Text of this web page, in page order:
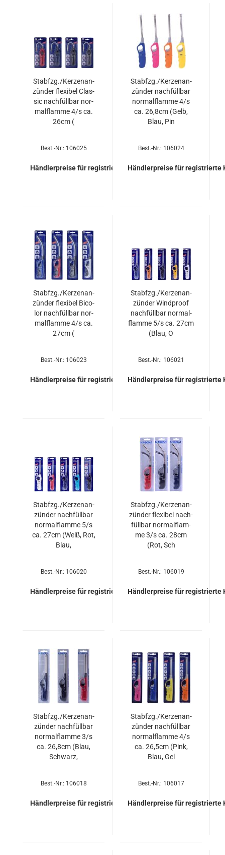
Stab­fzg./Ker­zen­an­
zün­der fle­xi­bel Clas­
sic nach­füll­bar nor­
mal­flam­me 4/s ca.
26cm (
Best.-Nr.: 106025
Händlerpreise für registrierte Kunden
Stab­fzg./Ker­zen­an­
zün­der nach­füll­bar
nor­mal­flam­me 4/s
ca. 26,8cm (Gelb,
Blau, Pin
Best.-Nr.: 106024
Händlerpreise für registrierte
Stab­fzg./Ker­zen­an­
zün­der fle­xi­bel Bico­
lor nach­füll­bar nor­
mal­flam­me 4/s ca.
27cm (
Best.-Nr.: 106023
Händlerpreise für registrierte Kunden
Stab­fzg./Ker­zen­an­
zün­der Wind­pro­of
nach­füll­bar nor­mal­
flam­me 5/s ca. 27cm
(Blau, O
Best.-Nr.: 106021
Händlerpreise für registrierte
Stab­fzg./Ker­zen­an­
zün­der nach­füll­bar
nor­mal­flam­me 5/s
ca. 27cm (Weiß, Rot,
Blau,
Best.-Nr.: 106020
Händlerpreise für registrierte Kunden
Stab­fzg./Ker­zen­an­
zün­der fle­xi­bel nach­
füll­bar nor­mal­flam­
me 3/s ca. 28cm
(Rot, Sch
Best.-Nr.: 106019
Händlerpreise für registrierte
Stab­fzg./Ker­zen­an­
zün­der nach­füll­bar
nor­mal­flam­me 3/s
ca. 26,8cm (Blau,
Schwarz,
Best.-Nr.: 106018
Händlerpreise für registrierte Kunden
Stab­fzg./Ker­zen­an­
zün­der nach­füll­bar
nor­mal­flam­me 4/s
ca. 26,5cm (Pink,
Blau, Gel
Best.-Nr.: 106017
Händlerpreise für registrierte